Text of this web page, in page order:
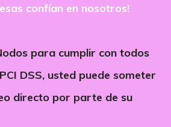
confían en nosotros!
para cumplir con todos
DSS, usted puede someter
directo por parte de su